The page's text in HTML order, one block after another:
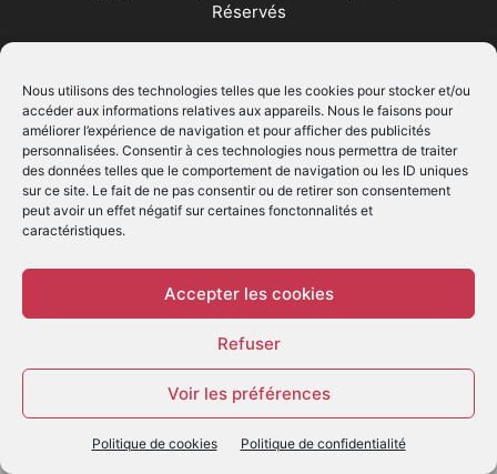
Nous utilisons des technologies telles que les cookies pour stocker et/ou
accéder aux informations relatives aux appareils. Nous le faisons pour
améliorer l’expérience de navigation et pour afficher des publicités
personnalisées. Consentir à ces technologies nous permettra de traiter
des données telles que le comportement de navigation ou les ID uniques
sur ce site. Le fait de ne pas consentir ou de retirer son consentement
peut avoir un effet négatif sur certaines fonctonnalités et
caractéristiques.
Accepter les cookies
Refuser
Voir les préférences
Politique de cookies Politique de confidentialité
Réservés
SUIVEZ NOUS